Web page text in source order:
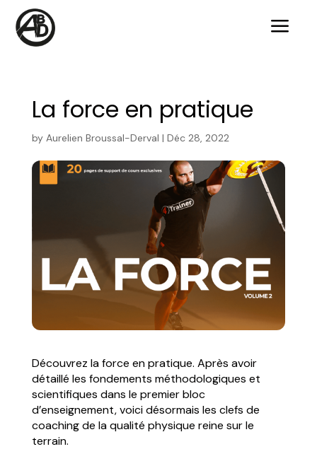
a
La force en pratique
by Aurelien Broussal-Derval | Déc 28, 2022
Découvrez la force en pratique. Après avoir
détaillé les fondements méthodologiques et
scientifiques dans le premier bloc
d’enseignement, voici désormais les clefs de
coaching de la qualité physique reine sur le
terrain.